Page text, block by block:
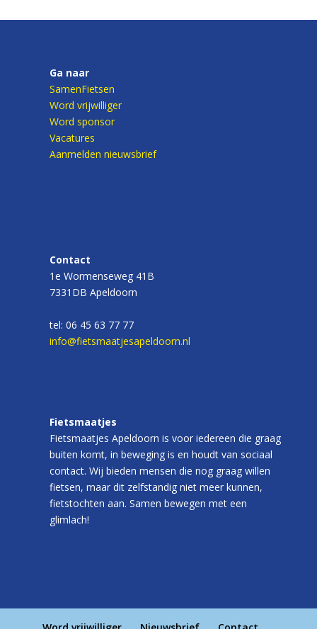
Ga naar
SamenFietsen
Word vrijwilliger
Word sponsor
Vacatures
Aanmelden nieuwsbrief
Contact
1e Wormenseweg 41B
7331DB Apeldoorn
tel: 06 45 63 77 77
info@fietsmaatjesapeldoorn.nl
Fietsmaatjes
Fietsmaatjes Apeldoorn is voor iedereen die graag
buiten komt, in beweging is en houdt van sociaal
contact. Wij bieden mensen die nog graag willen
fietsen, maar dit zelfstandig niet meer kunnen,
fietstochten aan. Samen bewegen met een
glimlach!